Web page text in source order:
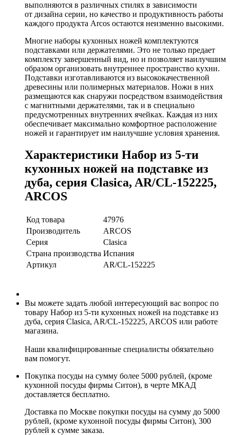
выполняются в различных стилях в зависимости
от дизайна серии, но качество и продуктивность работы
каждого продукта Arcos остаются неизменно высокими.
Многие наборы кухонных ножей комплектуются
подставками или держателями. Это не только предает
комплекту завершенный вид, но и позволяет наилучшим
образом организовать внутреннее пространство кухни.
Подставки изготавливаются из высококачественной
древесины или полимерных материалов. Ножи в них
размещаются как снаружи посредством взаимодействия
с магнитными держателями, так и в специально
предусмотренных внутренних ячейках. Каждая из них
обеспечивает максимально комфортное расположение
ножей и гарантирует им наилучшие условия хранения.
Характеристики Набор из 5-ти
кухонных ножей на подставке из
дуба, серия Clasica, AR/CL-152225,
ARCOS
Код товара
47976
Производитель
ARCOS
Серия
Clasica
Страна производства Испания
Артикул
AR/CL-152225
Вы можете задать любой интересующий вас вопрос по
товару Набор из 5-ти кухонных ножей на подставке из
дуба, серия Clasica, AR/CL-152225, ARCOS или работе
магазина.
Наши квалифицированные специалисты обязательно
вам помогут.
Покупка посуды на сумму более 5000 рублей, (кроме
кухонной посуды фирмы Ситон), в черте МКАД
доставляется бесплатно.
Доставка по Москве покупки посуды на сумму до 5000
рублей, (кроме кухонной посуды фирмы Ситон), 300
рублей к сумме заказа.